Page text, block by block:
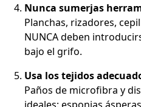
Nunca sumerjas
Planchas, rizadores,
NUNCA deben
bajo el grifo.
Usa los tejidos
Paños de microfibra y